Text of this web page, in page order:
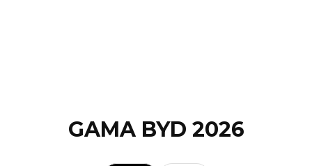
GAMA BYD 2026